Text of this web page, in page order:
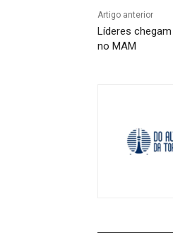
Artigo anterior
Líderes
no MAM